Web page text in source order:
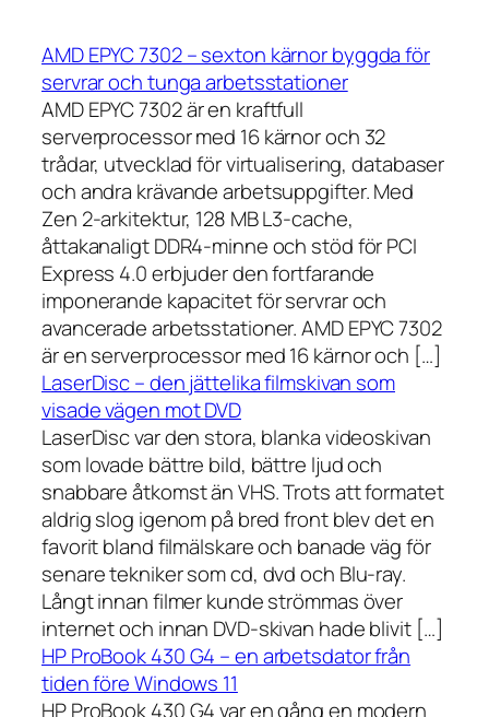
AMD EPYC 7302 – sexton kärnor byggda för
servrar och tunga arbetsstationer
AMD EPYC 7302 är en kraftfull
serverprocessor med 16 kärnor och 32
trådar, utvecklad för virtualisering, databaser
och andra krävande arbetsuppgifter. Med
Zen 2-arkitektur, 128 MB L3-cache,
åttakanaligt DDR4-minne och stöd för PCI
Express 4.0 erbjuder den fortfarande
imponerande kapacitet för servrar och
avancerade arbetsstationer. AMD EPYC 7302
är en serverprocessor med 16 kärnor och […]
LaserDisc – den jättelika filmskivan som
visade vägen mot DVD
LaserDisc var den stora, blanka videoskivan
som lovade bättre bild, bättre ljud och
snabbare åtkomst än VHS. Trots att formatet
aldrig slog igenom på bred front blev det en
favorit bland filmälskare och banade väg för
senare tekniker som cd, dvd och Blu-ray.
Långt innan filmer kunde strömmas över
internet och innan DVD-skivan hade blivit […]
HP ProBook 430 G4 – en arbetsdator från
tiden före Windows 11
HP ProBook 430 G4 var en gång en modern